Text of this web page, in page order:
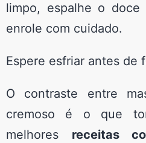
limpo, espalhe o
enrole com cuidado.
Espere esfriar antes de
O contraste entre
cremoso é o que
melhores receitas